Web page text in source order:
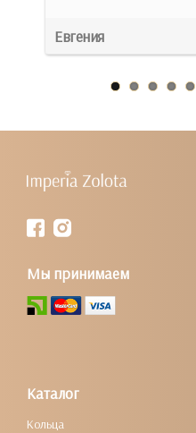
Евгения
Мы принимаем
Каталог
Кольца